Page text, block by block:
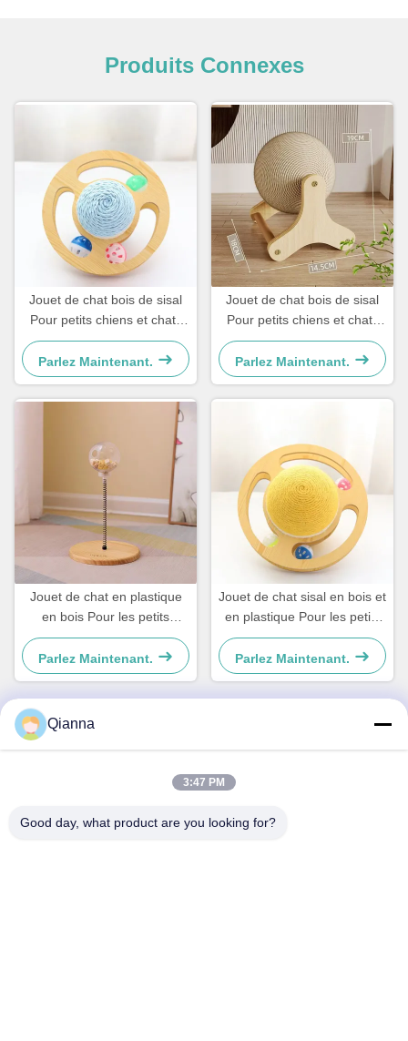
Produits Connexes
Jouet de chat bois de sisal
Pour petits chiens et chats
Simple et pratique
Parlez Maintenant.
Jouet de chat bois de sisal
Pour petits chiens et chats
Simple et pratique
Parlez Maintenant.
Jouet de chat en plastique
en bois Pour les petits
chiens et les chats Simple et
pratique
Parlez Maintenant.
Jouet de chat sisal en bois et
en plastique Pour les petits
chiens et les chats Simple et
pratique
Parlez Maintenant.
No 793 rue Tongren, ville de Tongxiang, province du
Qianna
3:47 PM
Good day, what product are you looking for?